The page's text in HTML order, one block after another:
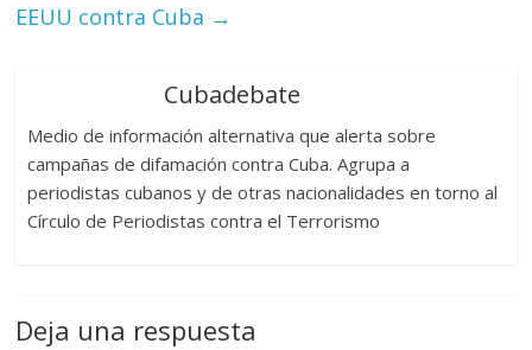
EEUU contra Cuba →
Cubadebate
Medio de información alternativa que alerta sobre
campañas de difamación contra Cuba. Agrupa a
periodistas cubanos y de otras nacionalidades en torno al
Círculo de Periodistas contra el Terrorismo
Deja una respuesta